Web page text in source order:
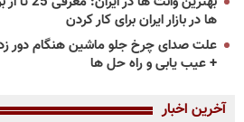
ها در بازار ایران برای کار کردن
علت صدای چرخ جلو ماشین هنگام دور
+ عیب یابی و راه حل ها
آخرین اخبار